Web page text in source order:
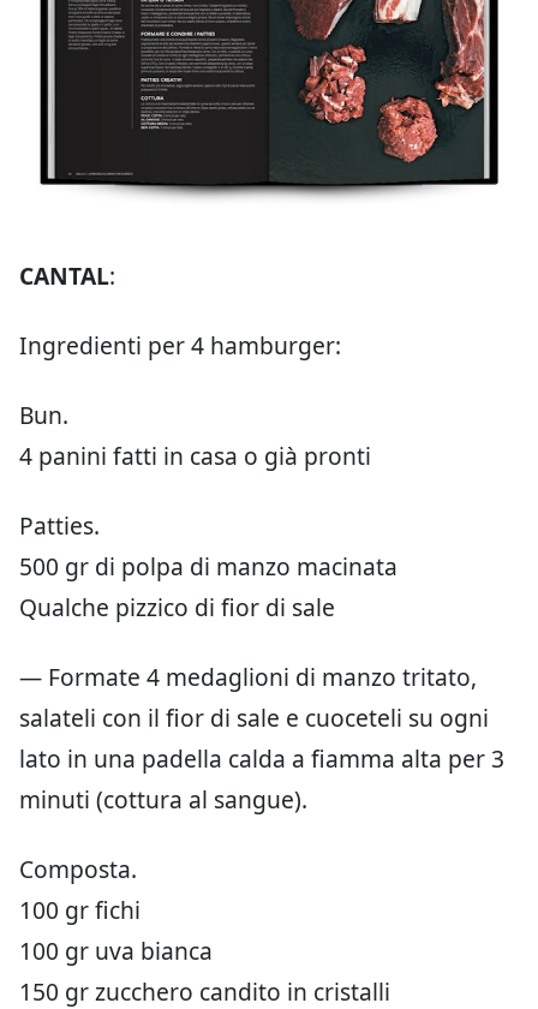
CANTAL:
Ingredienti per 4 hamburger:
Bun.
4 panini fatti in casa o già pronti
Patties.
500 gr di polpa di manzo macinata
Qualche pizzico di fior di sale
— Formate 4 medaglioni di manzo tritato,
salateli con il fior di sale e cuoceteli su ogni
lato in una padella calda a fiamma alta per 3
minuti (cottura al sangue).
Composta.
100 gr fichi
100 gr uva bianca
150 gr zucchero candito in cristalli